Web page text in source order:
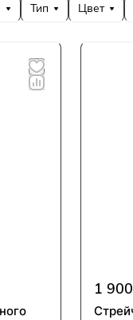
Тип Цвет
1